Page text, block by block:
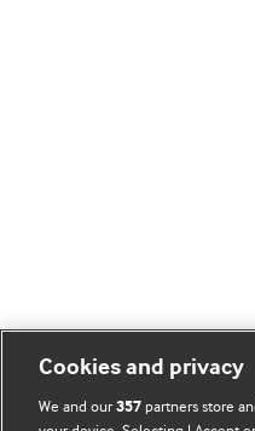
Cookies and privacy
We and our357 partners store